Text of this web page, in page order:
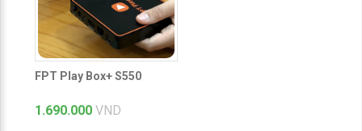
FPT Play Box+ S550
1.690.000 VND